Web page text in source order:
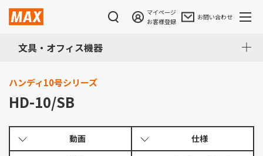
マイページ
お客様登録
お問い合わせ
文具・オフィス機器
ハンディ10号シリーズ
HD-10/SB
動画 仕様